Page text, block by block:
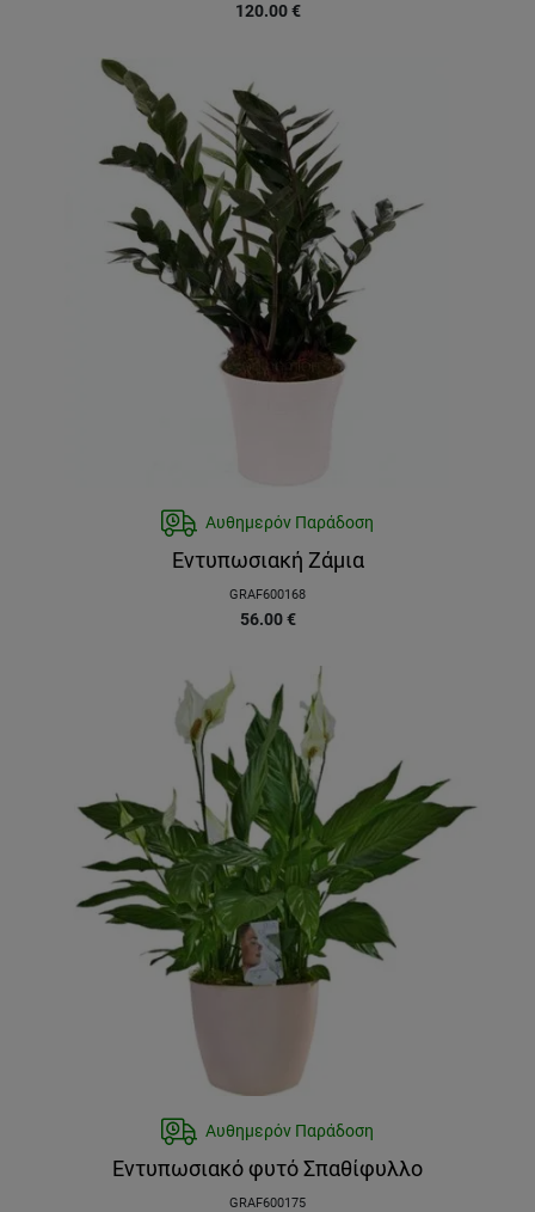
120.00 €
Αυθημερόν Παράδοση
Εντυπωσιακή Ζάμια
GRAF600168
56.00 €
Αυθημερόν Παράδοση
Εντυπωσιακό φυτό Σπαθίφυλλο
GRAF600175